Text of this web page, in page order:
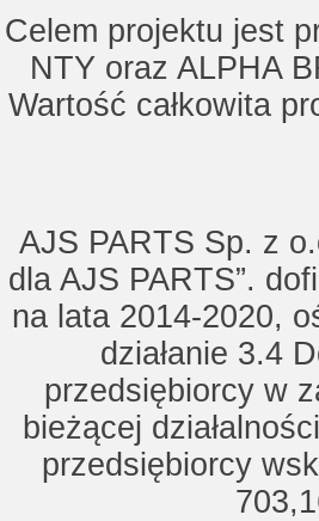
Celem projektu jest
NTY oraz ALPHA
Wartość całkowita
AJS PARTS Sp. z
dla AJS PARTS”.
na lata 2014-2020,
działanie 3.4
przedsiębiorcy w
bieżącej
przedsiębiorcy